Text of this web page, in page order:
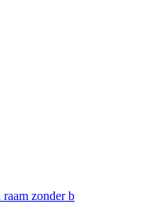
raam zonder b